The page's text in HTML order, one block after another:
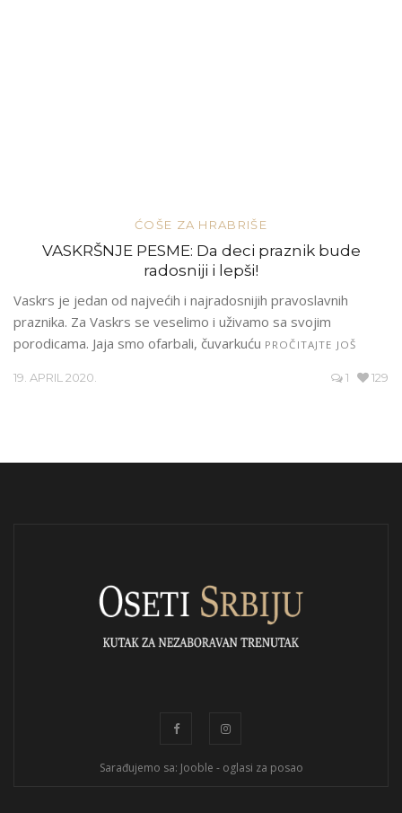
ĆOŠE ZA HRABRIŠE
VASKRŠNJE PESME: Da deci praznik bude
radosniji i lepši!
Vaskrs je jedan od najvećih i najradosnijih pravoslavnih
praznika. Za Vaskrs se veselimo i uživamo sa svojim
porodicama. Jaja smo ofarbali, čuvarkuću PROČITAJTE JOŠ
19. APRIL 2020. 1 129
Sarađujemo sa: Jooble - oglasi za posao